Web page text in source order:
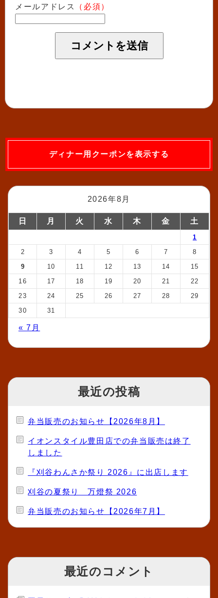
メールアドレス （必須）
ディナー用クーポンを表示する
2026年8月
日 月 火 水 木 金 土
1
2
3 4 5 6 7
8
9
10 11 12 13 14
15
16
17 18 19 20 21
22
23
24 25 26 27 28
29
30
31
« 7月
最近の投稿
弁当販売のお知らせ【2026年8月】
イオンスタイル豊田店での弁当販売は終了
しました
『刈谷わんさか祭り 2026』に出店します
刈谷の夏祭り 万燈祭 2026
弁当販売のお知らせ【2026年7月】
最近のコメント